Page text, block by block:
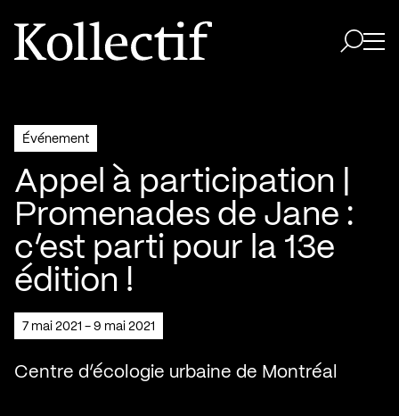
Aller à la page d'accueil
Logo Kollectif
Événement
Appel à participation |
Promenades de Jane :
c’est parti pour la 13e
édition !
7 mai 2021 - 9 mai 2021
Centre d’écologie urbaine de Montréal